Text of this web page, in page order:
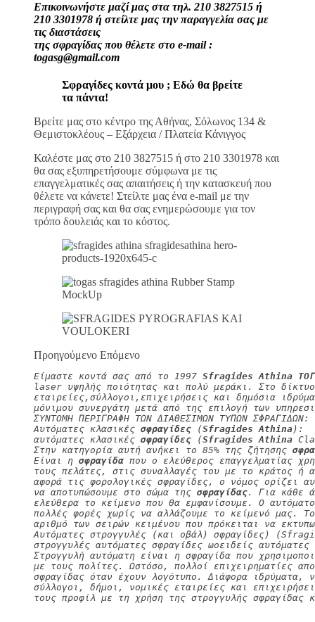
Επικοινωνήστε μαζί μας στα τηλ. 210 3827515 ή
210 3301978 ή στείλτε μας την παραγγελία σας με
τις διαστάσεις
της σφραγίδας που θέλετε στο e-mail :
togasg@gmail.com
Σφραγίδες κοντά μου ; Εδώ θα βρείτε
τα πάντα!
Βρείτε μας στο κέντρο της Αθήνας, Σόλωνος 134 &
Θεμιστοκλέους – Εξάρχεια / Πλατεία Κάνιγγος
Καλέστε μας στο 210 3827515 ή στο 210 3301978 και
θα σας εξυπηρετήσουμε σύμφωνα με τις
επαγγελματικές σας απαιτήσεις ή την κατασκευή που
θέλετε να κάνετε! Στείλτε μας ένα e-mail με την
περιγραφή σας και θα σας ενημερώσουμε για τον
τρόπο δουλειάς και το κόστος.
Προηγούμενο Επόμενο
Είμαστε κοντά σας από το 1997 Sfragides Athina
laser υψηλής ποιότητας και πολύ μεράκι. Στο
εταιρείες,σύλλογοι,επιχειρήσεις και δημόσια
μόνιμου συνεργάτη μετά από της επιλογή των
ΣΥΝΤΟΜΗ ΠΕΡΙΓΡΑΦΗ ΤΩΝ ΔΙΑΘΕΣΙΜΩΝ ΤΥΠΩΝ ΣΦΡΑΓΙΔΩΝ:
Αυτόματες κλασικές σφραγίδες (Sfragides Athina):
αυτόματες κλασικές σφραγίδες (Sfragides Athina
Στην κατηγορία αυτή ανήκει το 85% της ζήτησης
Είναι η σφραγίδα που ο ελεύθερος επαγγελματίας
τους πελάτες, στις συναλλαγές του με το κράτος ή
αφορά τις φορολογικές σφραγίδες, ο νόμος ορίζει
να αποτυπώσουμε στο σώμα της σφραγίδας. Για κάθε
ελεύθερα το κείμενο που θα εμφανίσουμε. Ο
πολλές φορές χωρίς να αλλάζουμε το κείμενό μας.
αριθμό των σειρών κειμένου που πρόκειται να
Αυτόματες στρογγυλές (και οβάλ) σφραγίδες)
στρογγυλές αυτόματες σφραγίδες ωοειδείς αυτόματες
Στρογγυλή αυτόματη είναι η σφραγίδα που
με τους πολίτες. Ωστόσο, πολλοί επιχειρηματίες
σφραγίδας όταν έχουν λογότυπο. Διάφορα ιδρύματα,
σύλλογοι, δήμοι, νομικές εταιρείες και
τους προφίλ με τη χρήση της στρογγυλής